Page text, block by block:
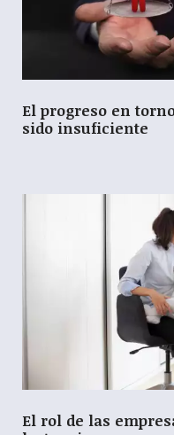
El progreso en
sido insuficiente
El rol de las